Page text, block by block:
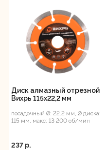
Диск алмазный отрезной
Вихрь 115х22,2 мм
посадочный Ø: 22.2 мм, Ø диска:
115 мм, макс: 13 200 об/мин
237 p.